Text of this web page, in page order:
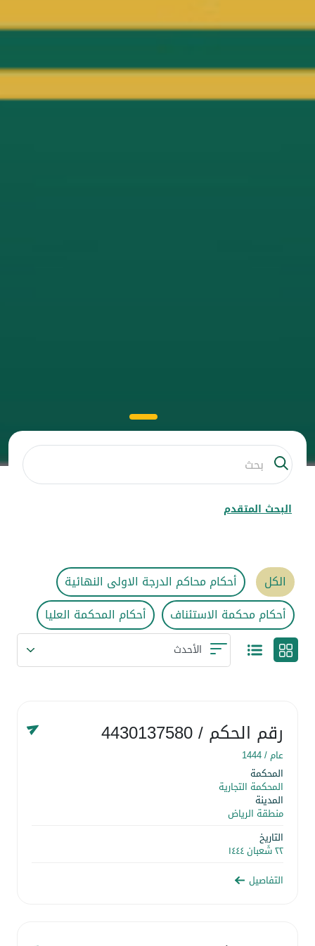
البحث المتقدم
الكل
أحكام محاكم الدرجة الاولى النهائية
أحكام محكمة الاستئناف
أحكام المحكمة العليا
رقم الحكم/ 4430137580
عام /1444
المحكمة
المحكمة التجارية
المدينة
منطقة الرياض
التاريخ
٢٢ شَعبان ١٤٤٤
التفاصيل